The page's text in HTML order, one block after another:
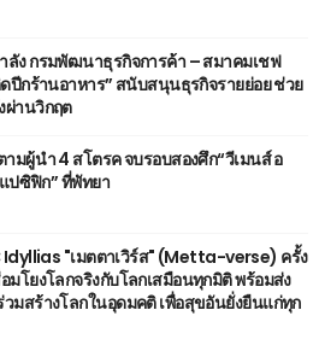
ลัง กรมพัฒนาธุรกิจการค้า – สมาคมเชฟ
ปีกร้านอาหาร” สนับสนุนธุรกิจรายย่อย ช่วย
านวิกฤต
มผู้นำ 4 สโตรค จบรอบสองศึก“วีเมนส์ อ
แปซิฟิก” ที่พัทยา
Idyllias "เมตตาเวิร์ส" (Metta-verse) ครั้ง
มโยงโลกจริงกับโลกเสมือนทุกมิติ พร้อมส่ง
มสร้างโลกในอุดมคติ เพื่อสุขอันยั่งยืนแก่ทุก